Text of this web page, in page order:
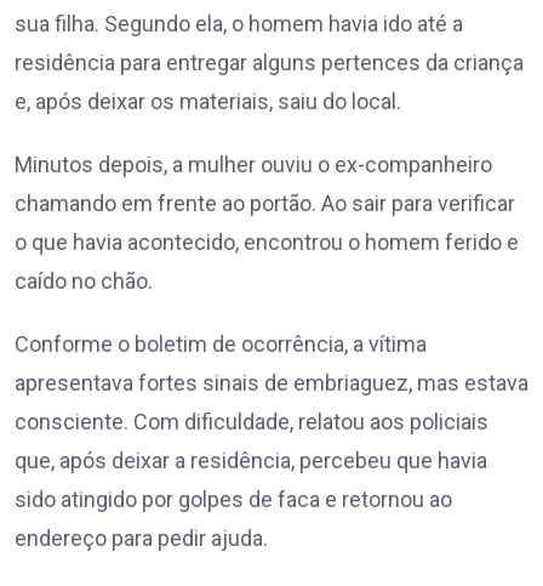
sua filha. Segundo ela, o homem havia ido até a
residência para entregar alguns pertences da criança
e, após deixar os materiais, saiu do local.
Minutos depois, a mulher ouviu o ex-companheiro
chamando em frente ao portão. Ao sair para verificar
o que havia acontecido, encontrou o homem ferido e
caído no chão.
Conforme o boletim de ocorrência, a vítima
apresentava fortes sinais de embriaguez, mas estava
consciente. Com dificuldade, relatou aos policiais
que, após deixar a residência, percebeu que havia
sido atingido por golpes de faca e retornou ao
endereço para pedir ajuda.